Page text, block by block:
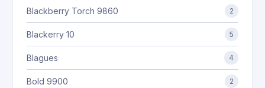
Blackberry Torch 9860 2
Blackerry 10 5
Blagues 4
Bold 9900 2